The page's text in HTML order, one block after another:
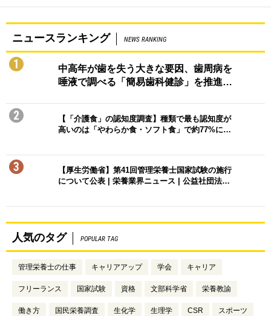
ニュースランキング NEWS RANKING
1
中高年が歯を失う大きな要因、歯周病を
唾液で調べる「簡易歯科健診」を推進…
2
【「介護食」の認知度調査】種類で最も認知度が
高いのは「やわらか食・ソフト食」で約77%に…
3
【厚生労働省】第41回管理栄養士国家試験の施行
について公表 | 栄養業界ニュース | 公益社団法…
人気のタグ POPULAR TAG
管理栄養士の仕事 キャリアアップ 学会 キャリア
フリーランス 国家試験 資格 文部科学省 栄養教諭
働き方 国民栄養調査 生化学 生理学 CSR スポーツ